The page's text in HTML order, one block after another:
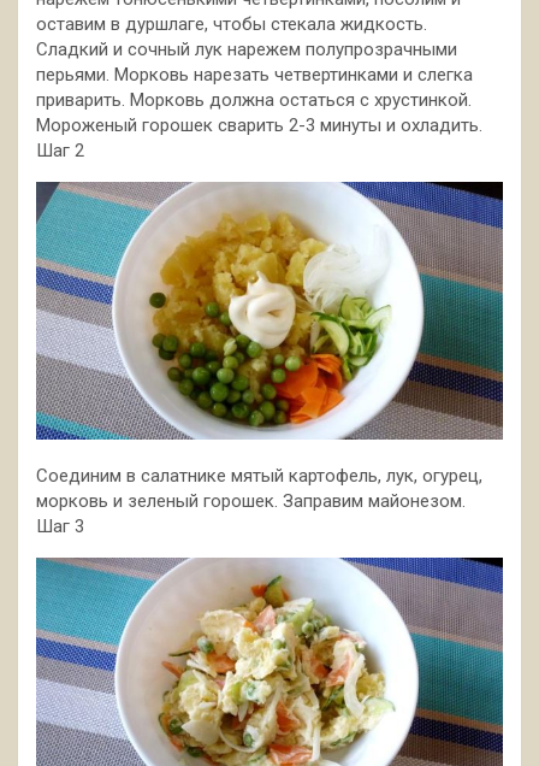
оставим в дуршлаге, чтобы стекала жидкость.
Сладкий и сочный лук нарежем полупрозрачными
перьями. Морковь нарезать четвертинками и слегка
приварить. Морковь должна остаться с хрустинкой.
Мороженый горошек сварить 2-3 минуты и охладить.
Шаг 2
Соединим в салатнике мятый картофель, лук, огурец,
морковь и зеленый горошек. Заправим майонезом.
Шаг 3